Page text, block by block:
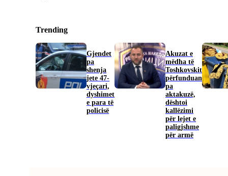
Trending
Gjendet
pa
shenja
jete 47-
vjeçari,
dyshimet
e para të
policisë
Akuzat e
mëdha të
Toshkovskit
përfunduan
pa
aktakuzë,
dështoi
kallëzimi
për lejet e
paligjshme
për armë